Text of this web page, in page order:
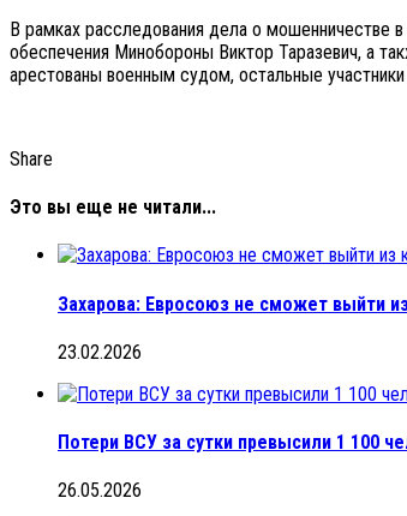
В рамках расследования дела о мошенничестве
обеспечения Минобороны Виктор Таразевич, а
арестованы военным судом, остальные
Share
Это вы еще не читали...
Захарова: Евросоюз не сможет выйти
23.02.2026
Потери ВСУ за сутки превысили 1 100
26.05.2026